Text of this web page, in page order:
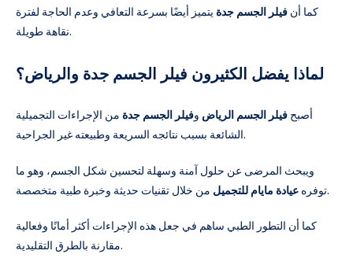
كما أن فيلر الجسم جدة يتميز أيضًا بسرعة التعافي وعدم الحاجة لفترة
نقاهة طويلة.
لماذا يفضل الكثيرون فيلر الجسم جدة والرياض؟
أصبح فيلر الجسم الرياض وفيلر الجسم جدة من الإجراءات التجميلية
الشائعة بسبب نتائجه السريعة وطبيعته غير الجراحية.
ويبحث المرضى عن حلول آمنة وسهلة لتحسين شكل الجسم، وهو ما
توفره عيادة مايام للتجميل من خلال تقنيات حديثة وخبرة طبية متخصصة.
كما أن التطور الطبي ساهم في جعل هذه الإجراءات أكثر أمانًا وفعالية
مقارنة بالطرق التقليدية.